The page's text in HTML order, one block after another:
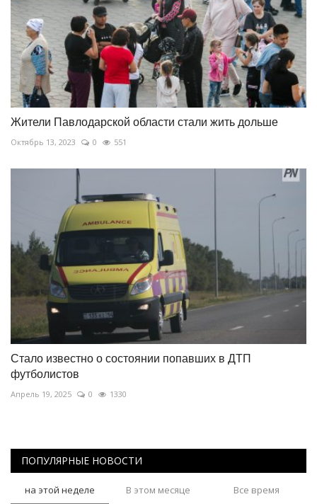
Жители Павлодарской области стали жить дольше
Октябрь 13, 2023 0 551
Стало известно о состоянии попавших в ДТП
футболистов
Апрель 19, 2025 0 1330
ПОПУЛЯРНЫЕ НОВОСТИ
на этой неделе В этом месяце Все время